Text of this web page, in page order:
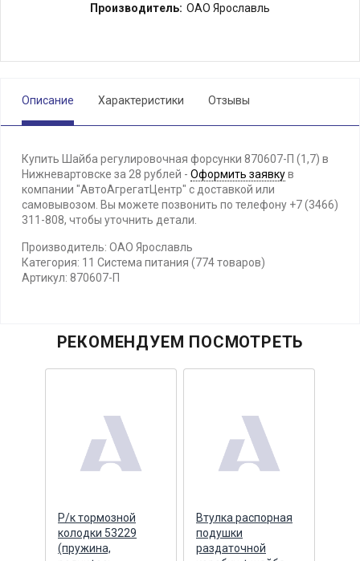
Производитель: ОАО Ярославль
Описание Характеристики Отзывы
Купить Шайба регулировочная форсунки 870607-П (1,7) в
Нижневартовске за 28 рублей - Оформить заявкув
компании "АвтоАгрегатЦентр" с доставкой или
самовывозом. Вы можете позвонить по телефону +7 (3466)
311-808, чтобы уточнить детали.
Производитель: ОАО Ярославль
Категория: 11 Система питания (774 товаров)
Артикул: 870607-П
РЕКОМЕНДУЕМ ПОСМОТРЕТЬ
Р/к тормозной
колодки 53229
(пружина,
Втулка распорная
подушки
раздаточной